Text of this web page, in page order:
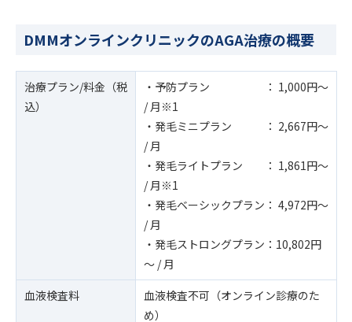
DMMオンラインクリニックのAGA治療の概要
治療プラン/料金（税
込）
・予防プラン ： 1,000円～
/ 月※1
・発毛ミニプラン ： 2,667円～
/ 月
・発毛ライトプラン ： 1,861円～
/ 月※1
・発毛ベーシックプラン： 4,972円～
/ 月
・発毛ストロングプラン：10,802円
～ / 月
血液検査料
血液検査不可（オンライン診療のた
め）